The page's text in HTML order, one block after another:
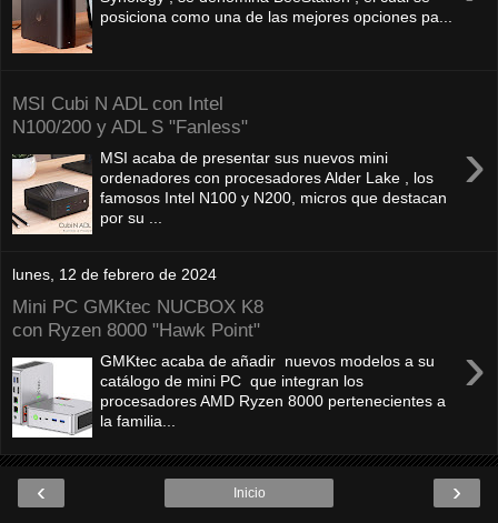
posiciona como una de las mejores opciones pa...
MSI Cubi N ADL con Intel
N100/200 y ADL S "Fanless"
›
MSI acaba de presentar sus nuevos mini
ordenadores con procesadores Alder Lake , los
famosos Intel N100 y N200, micros que destacan
por su ...
lunes, 12 de febrero de 2024
Mini PC GMKtec NUCBOX K8
con Ryzen 8000 "Hawk Point"
›
GMKtec acaba de añadir nuevos modelos a su
catálogo de mini PC que integran los
procesadores AMD Ryzen 8000 pertenecientes a
la familia...
‹ ›
Inicio